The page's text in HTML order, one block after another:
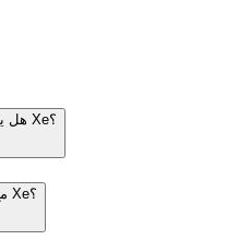
هل يمكنني ضبط تنبيهات الأسعار باستخدام Xe؟
هل يمكنني إرسال 1 BGN إلى LBP مع Xe؟